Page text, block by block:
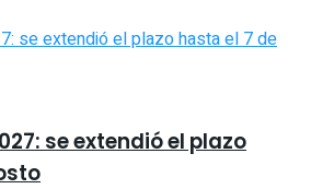
se extendió el plazo